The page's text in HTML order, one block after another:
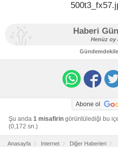
Haberi
Henüz oy
Abone ol
Şu anda 1 misafirin görüntülediği bu
(0,172 sn.)
Anasayfa Internet
Diğer Haberleri